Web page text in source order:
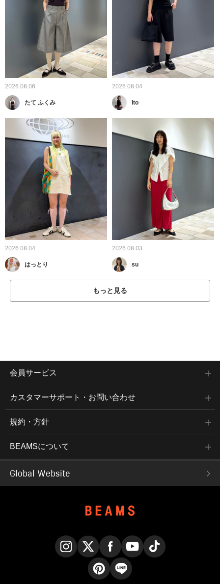
2026.08.06
たて ふくみ
2026.08.04
Ito
2026.08.04
はっとり
2026.08.03
su
もっと見る
会員サービス
カスタマーサポート・お問い合わせ
規約・方針
BEAMSについて
Global Website